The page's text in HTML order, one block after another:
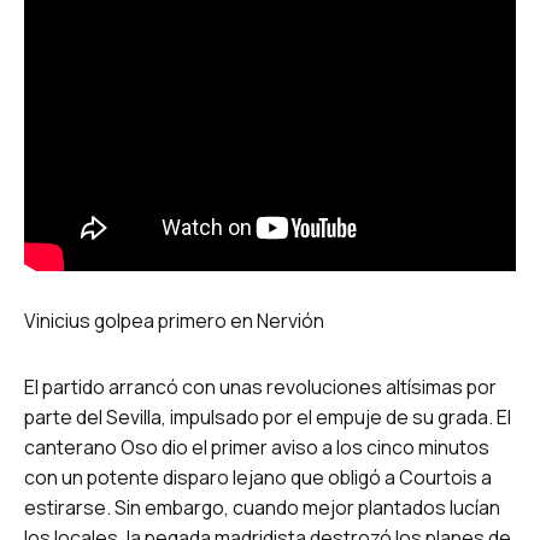
Vinicius golpea primero en Nervión
El partido arrancó con unas revoluciones altísimas por
parte del Sevilla, impulsado por el empuje de su grada. El
canterano Oso dio el primer aviso a los cinco minutos
con un potente disparo lejano que obligó a Courtois a
estirarse. Sin embargo, cuando mejor plantados lucían